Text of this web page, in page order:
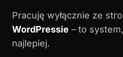
Pracuję wyłącznie ze
WordPressie – to
najlepiej.